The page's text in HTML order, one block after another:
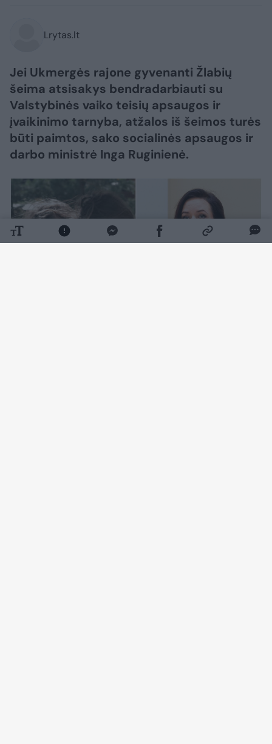
Lrytas.lt
Jei Ukmergės rajone gyvenanti Žlabių
šeima atsisakys bendradarbiauti su
Valstybinės vaiko teisių apsaugos ir
įvaikinimo tarnyba, atžalos iš šeimos turės
būti paimtos, sako socialinės apsaugos ir
darbo ministrė Inga Ruginienė.